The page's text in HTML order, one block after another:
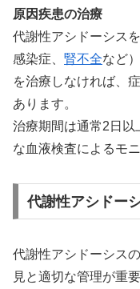
原因疾患の治療
代謝性アシドーシス
感染症、 腎不全など
を治療しなければ、
あります。
治療期間は通常2日以
な血液検査によるモ
代謝性アシドー
代謝性アシドーシス
見と適切な管理が重